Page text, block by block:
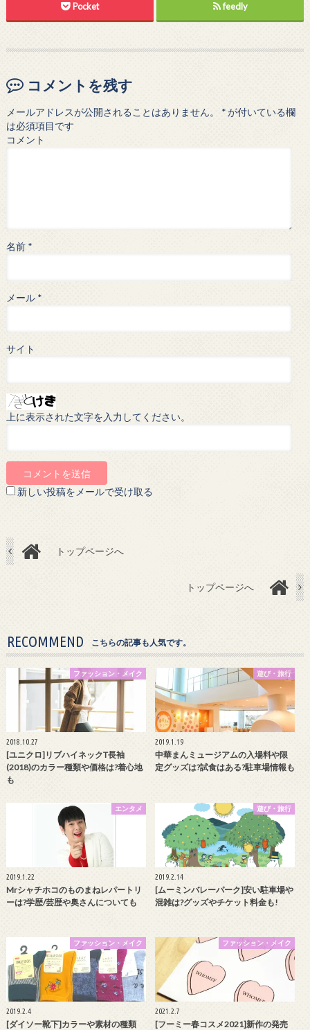
Pocket feedly
コメントを残す
メールアドレスが公開されることはありません。 *が付いている欄
は必須項目です
コメント
名前 *
メール *
サイト
上に表示された文字を入力してください。
新しい投稿をメールで受け取る
トップページへ
トップページへ
RECOMMEND こちらの記事も人気です。
ファッション・メイク
2018.10.27
[ユニクロ]リブハイネックT長袖
(2018)のカラー種類や価格は?着心地
も
遊び・旅行
2019.1.19
中華まんミュージアムの入場料や限
定グッズは?試食はある?駐車場情報も
エンタメ
2019.1.22
Mrシャチホコのものまねレパートリ
ーは?学歴/芸歴や奥さんについても
遊び・旅行
2019.2.14
[ムーミンバレーパーク]安い駐車場や
混雑は?グッズやチケット料金も!
ファッション・メイク
2019.2.4
[ダイソー靴下]カラーや素材の種類
ファッション・メイク
2021.2.7
[フーミー春コスメ2021]新作の発売